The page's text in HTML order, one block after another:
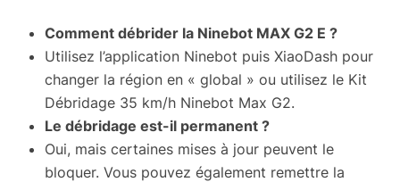
Comment débrider la Ninebot MAX G2 E ?
Utilisez l’application Ninebot puis XiaoDash pour
changer la région en « global » ou utilisez le Kit
Débridage 35 km/h Ninebot Max G2.
Le débridage est-il permanent ?
Oui, mais certaines mises à jour peuvent le
bloquer. Vous pouvez également remettre la